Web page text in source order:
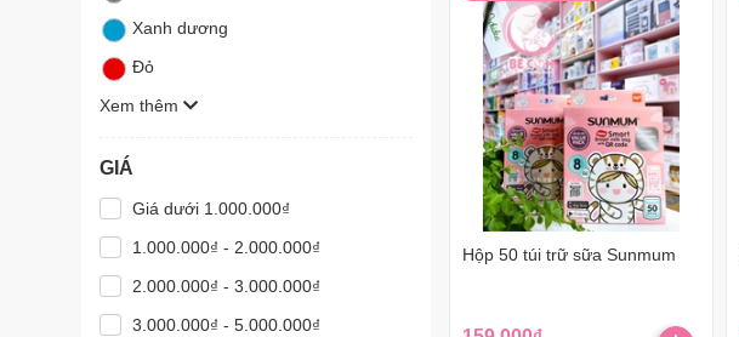
Xanh dương
Đỏ
Xem thêm
GIÁ
Giá dưới 1.000.000₫
1.000.000₫ - 2.000.000₫
2.000.000₫ - 3.000.000₫
3.000.000₫ - 5.000.000₫
Hộp 50 túi trữ sữa Sunmum